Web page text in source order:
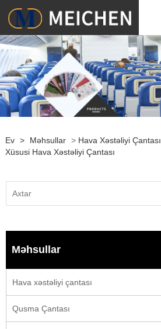
Ev > Məhsullar > Hava Xəstəliyi Çantası
Xüsusi Hava Xəstəliyi Çantası
Məhsullar
Hava xəstəliyi çantası
Qusma Çantası